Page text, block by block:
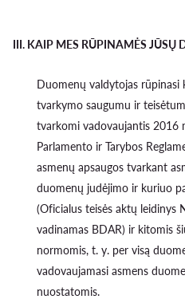
III. KAIP MES RŪPINAMĖS JŪSŲ
Duomenų valdytojas rūpinasi
tvarkymo saugumu ir
tvarkomi vadovaujantis 2016
Parlamento ir Tarybos
asmenų apsaugos tvarkant
duomenų judėjimo ir kuriuo
(Oficialus teisės aktų leidinys
vadinamas BDAR) ir kitomis
normomis, t. y. per visą
vadovaujamasi asmens
nuostatomis.